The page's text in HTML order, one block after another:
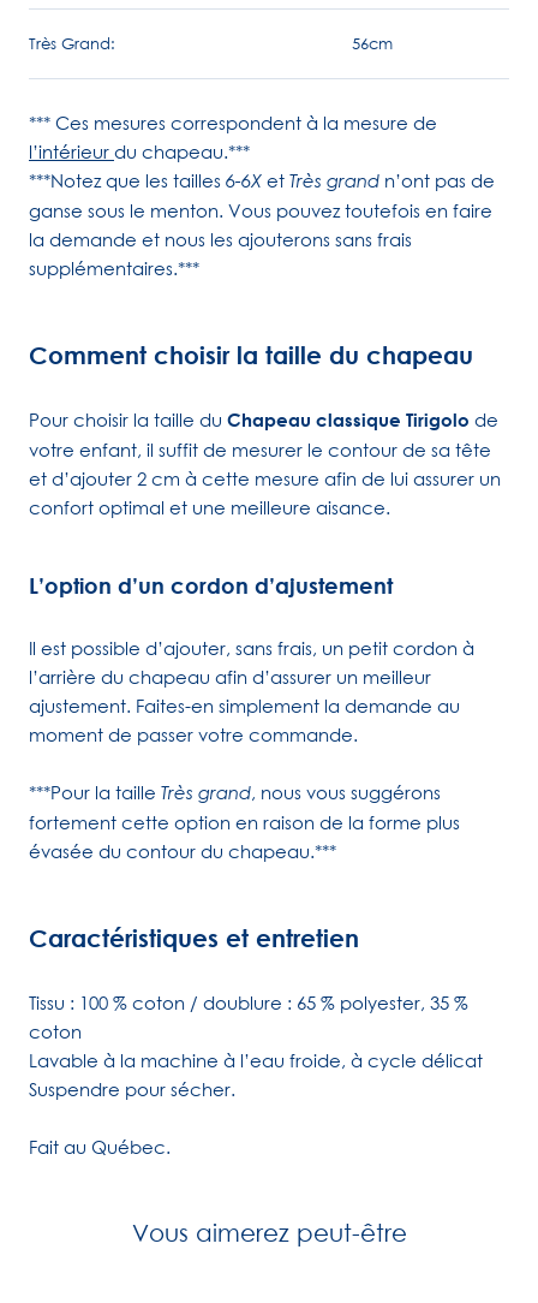
Très Grand: 56cm
*** Ces mesures correspondent à la mesure de
l’intérieur du chapeau.***
***Notez que les tailles 6-6X et Très grand n’ont pas de
ganse sous le menton. Vous pouvez toutefois en faire
la demande et nous les ajouterons sans frais
supplémentaires.***
Comment choisir la taille du chapeau
Pour choisir la taille du Chapeau classique Tirigolo de
votre enfant, il suffit de mesurer le contour de sa tête
et d’ajouter 2 cm à cette mesure afin de lui assurer un
confort optimal et une meilleure aisance.
L’option d’un cordon d’ajustement
Il est possible d’ajouter, sans frais, un petit cordon à
l’arrière du chapeau afin d’assurer un meilleur
ajustement. Faites-en simplement la demande au
moment de passer votre commande.
***Pour la taille Très grand, nous vous suggérons
fortement cette option en raison de la forme plus
évasée du contour du chapeau.***
Caractéristiques et entretien
Tissu : 100 % coton / doublure : 65 % polyester, 35 %
coton
Lavable à la machine à l’eau froide, à cycle délicat
Suspendre pour sécher.
Fait au Québec.
Vous aimerez peut-être